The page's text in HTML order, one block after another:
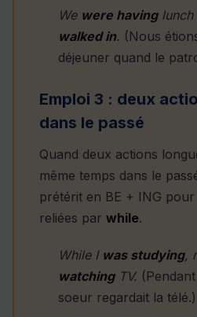
We were havinglunch
walked in. (Nous
déjeuner quand le
Emploi 3 : deux
dans le passé
Quand deux actions
même temps dans le
prétérit en BE + ING
reliées par while.
While I was studying,
watchingTV.
soeur regardait la télé.)